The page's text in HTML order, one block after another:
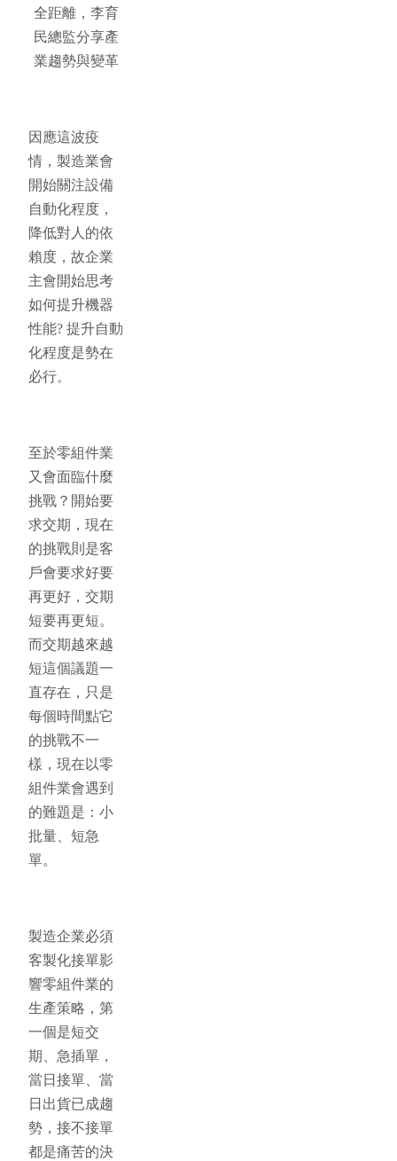
全距離，李育
民總監分享產
業趨勢與變革
因應這波疫
情，製造業會
開始關注設備
自動化程度，
降低對人的依
賴度，故企業
主會開始思考
如何提升機器
性能? 提升自動
化程度是勢在
必行。
至於零組件業
又會面臨什麼
挑戰？開始要
求交期，現在
的挑戰則是客
戶會要求好要
再更好，交期
短要再更短。
而交期越來越
短這個議題一
直存在，只是
每個時間點它
的挑戰不一
樣，現在以零
組件業會遇到
的難題是：小
批量、短急
單。
製造企業必須
客製化接單影
響零組件業的
生產策略，第
一個是短交
期、急插單，
當日接單、當
日出貨已成趨
勢，接不接單
都是痛苦的決